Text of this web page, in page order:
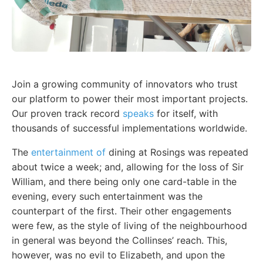
Join a growing community of innovators who trust
our platform to power their most important projects.
Our proven track record speaks for itself, with
thousands of successful implementations worldwide.
The entertainment of dining at Rosings was repeated
about twice a week; and, allowing for the loss of Sir
William, and there being only one card-table in the
evening, every such entertainment was the
counterpart of the first. Their other engagements
were few, as the style of living of the neighbourhood
in general was beyond the Collinses’ reach. This,
however, was no evil to Elizabeth, and upon the